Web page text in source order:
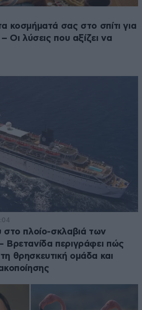
κοσμήματά σας στο σπίτι για
Οι λύσεις που αξίζει να
στο πλοίο-σκλαβιά των
Βρετανίδα περιγράφει πώς
θρησκευτική ομάδα και